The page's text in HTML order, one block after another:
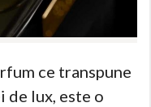
ce transpune
lux, este o